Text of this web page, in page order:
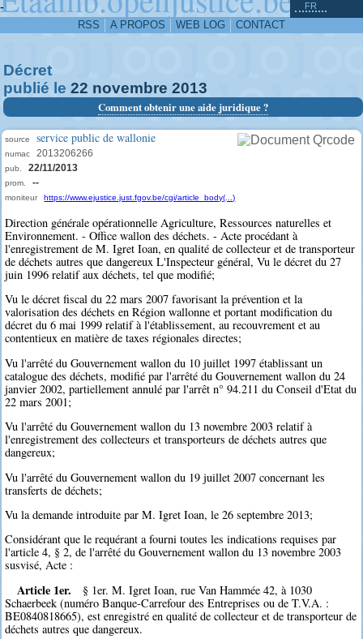
-
RSS A PROPOS WEB LOG CONTACT
FR
Décret
publié le 22 novembre 2013
Comment obtenir une aide juridique ?
source service public de wallonie
numac 2013206266
pub. 22/11/2013
prom. --
moniteur https://www.ejustice.just.fgov.be/cgi/article_body(...)
Direction générale opérationnelle Agriculture, Ressources naturelles et
Environnement. - Office wallon des déchets. - Acte procédant à
l'enregistrement de M. Igret Ioan, en qualité de collecteur et de transporteur
de déchets autres que dangereux L'Inspecteur général, Vu le décret du 27
juin 1996 relatif aux déchets, tel que modifié;
Vu le décret fiscal du 22 mars 2007 favorisant la prévention et la
valorisation des déchets en Région wallonne et portant modification du
décret du 6 mai 1999 relatif à l'établissement, au recouvrement et au
contentieux en matière de taxes régionales directes;
Vu l'arrêté du Gouvernement wallon du 10 juillet 1997 établissant un
catalogue des déchets, modifié par l'arrêté du Gouvernement wallon du 24
janvier 2002, partiellement annulé par l'arrêt n° 94.211 du Conseil d'Etat du
22 mars 2001;
Vu l'arrêté du Gouvernement wallon du 13 novembre 2003 relatif à
l'enregistrement des collecteurs et transporteurs de déchets autres que
dangereux;
Vu l'arrêté du Gouvernement wallon du 19 juillet 2007 concernant les
transferts de déchets;
Vu la demande introduite par M. Igret Ioan, le 26 septembre 2013;
Considérant que le requérant a fourni toutes les indications requises par
l'article 4, § 2, de l'arrêté du Gouvernement wallon du 13 novembre 2003
susvisé, Acte :
Article 1er.
§ 1er. M. Igret Ioan, rue Van Hammée 42, à 1030
Schaerbeek (numéro Banque-Carrefour des Entreprises ou de T.V.A. :
BE0840818665), est enregistré en qualité de collecteur et de transporteur de
déchets autres que dangereux.
^